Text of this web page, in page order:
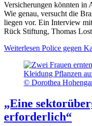
Versicherungen könnten in
Wie genau, versucht die
liegen vor. Ein Interview
Rück Stiftung, Thomas
Weiterlesen Police gegen
© Dorothea
„Eine
erforderlich“